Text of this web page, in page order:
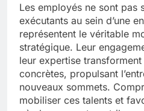
Les employés ne sont pas
exécutants au sein d’une
représentent le véritable
stratégique. Leur
leur expertise
concrètes, propulsant
nouveaux sommets.
mobiliser ces talents et